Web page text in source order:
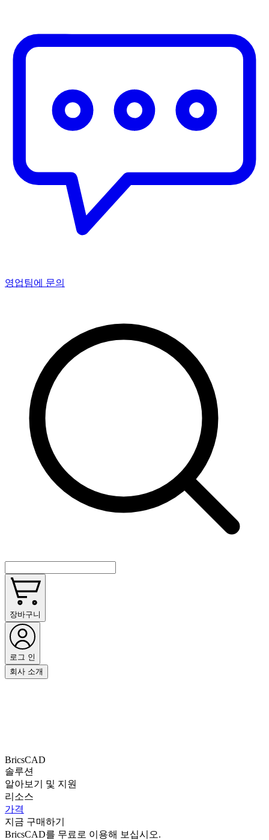
영업팀에 문의
장바구니
로그 인
회사 소개
BricsCAD
솔루션
알아보기 및 지원
리소스
가격
지금 구매하기
BricsCAD를 무료로 이용해 보십시오.